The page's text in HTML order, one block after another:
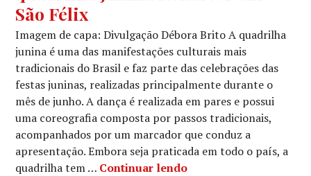
São Félix
Imagem de capa: Divulgação Débora Brito A quadrilha
junina é uma das manifestações culturais mais
tradicionais do Brasil e faz parte das celebrações das
festas juninas, realizadas principalmente durante o
mês de junho. A dança é realizada em pares e possui
uma coreografia composta por passos tradicionais,
acompanhados por um marcador que conduz a
apresentação. Embora seja praticada em todo o país, a
quadrilha tem … Continuar lendoCultura popular: o